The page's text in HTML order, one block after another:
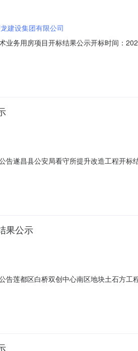
建设集团有限公司
业务用房项目开标结果公示开标时间：
标人名称:浙江崇业建设有限公司;项目负
告遂昌县公安局看守所提升改造工程开
:;保证金金额:0.00元,投标文件递交时间
果公示
告莲都区白桥双创中心南区地块土石方
金额:0.00元,投标文件递交时间:未上传,